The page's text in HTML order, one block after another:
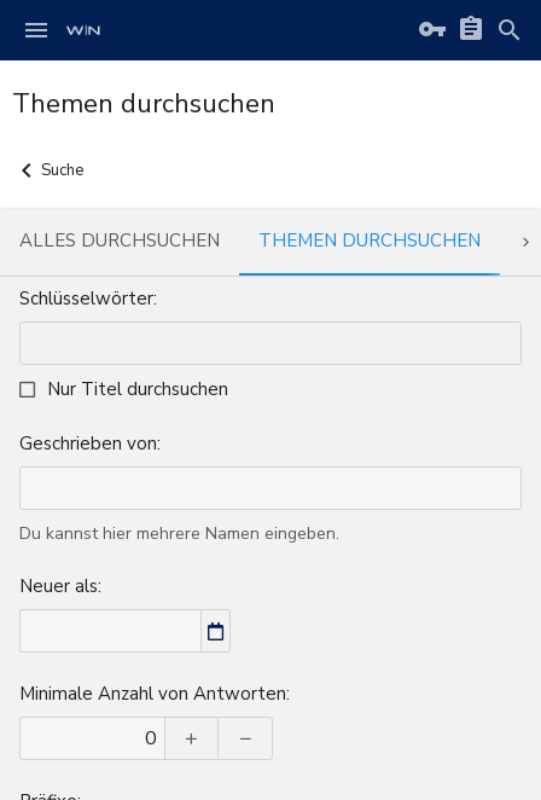
Themen durchsuchen
Suche
ALLES DURCHSUCHEN THEMEN DURCHSUCHEN
Schlüsselwörter
Nur Titel durchsuchen
Geschrieben von
Du kannst hier mehrere Namen eingeben.
Neuer als
Minimale Anzahl von Antworten